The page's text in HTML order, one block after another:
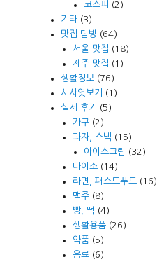
코스피
(2)
기타 (3)
맛집 탐방 (64)
서울 맛집 (18)
제주 맛집 (1)
생활정보 (76)
시사엿보기
(1)
실제 후기
(5)
가구(2)
과자, 스낵 (15)
아이스크림 (32)
다이소(14)
라면, 패스트푸드(16)
맥주(8)
빵, 떡 (4)
생활용품(26)
약품(5)
음료(6)